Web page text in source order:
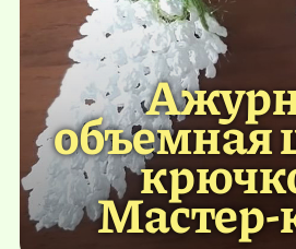
Мастер-